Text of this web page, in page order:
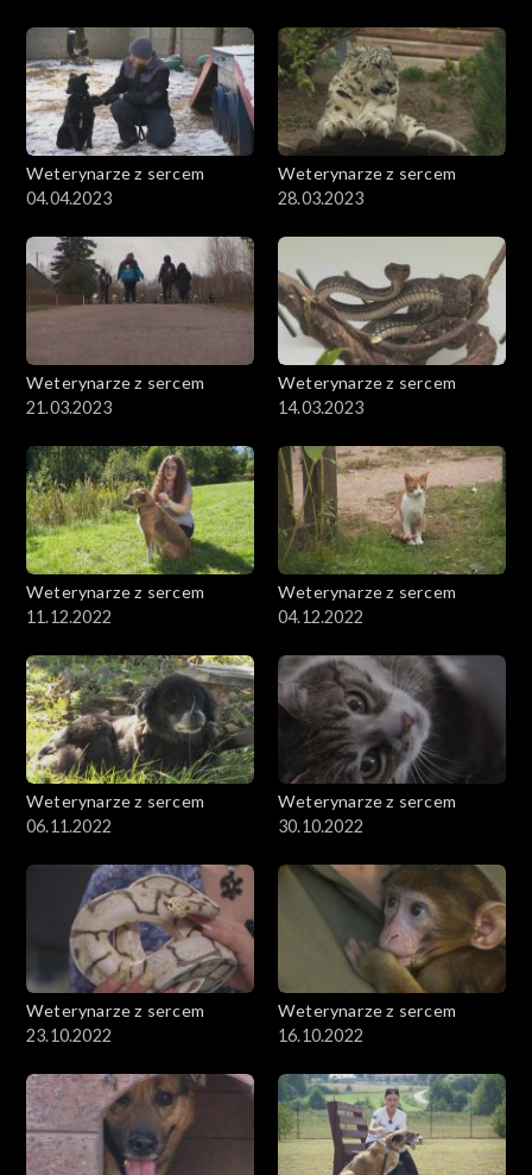
Weterynarze z sercem
04.04.2023
Weterynarze z sercem
28.03.2023
Weterynarze z sercem
21.03.2023
Weterynarze z sercem
14.03.2023
Weterynarze z sercem
11.12.2022
Weterynarze z sercem
04.12.2022
Weterynarze z sercem
06.11.2022
Weterynarze z sercem
30.10.2022
Weterynarze z sercem
23.10.2022
Weterynarze z sercem
16.10.2022